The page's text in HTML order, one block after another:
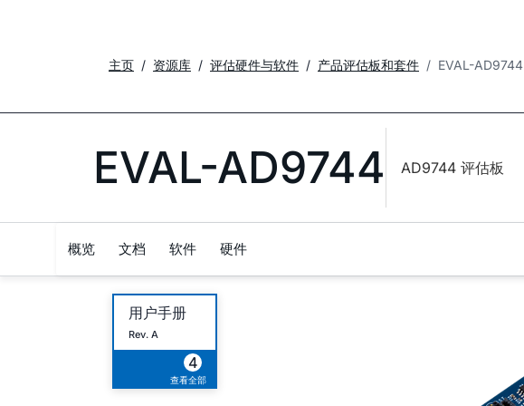
主页 资源库 评估硬件与软件 产品评估板和套件 EVAL-AD9744
EVAL-AD9744 AD9744 评估板
概览 文档 软件 硬件
用户手册
Rev. A
4
查看全部